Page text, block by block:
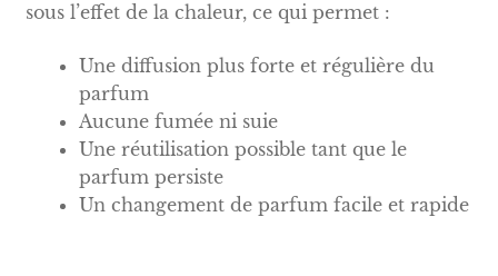
sous l’effet de la chaleur, ce qui permet :
Une diffusion plus forte et régulière du
parfum
Aucune fumée ni suie
Une réutilisation possible tant que le
parfum persiste
Un changement de parfum facile et rapide